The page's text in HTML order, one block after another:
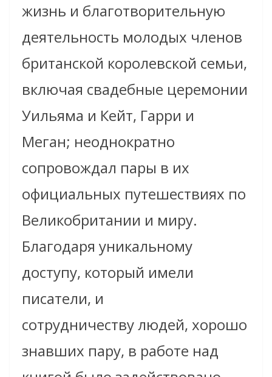
жизнь и благотворительную
деятельность молодых членов
британской королевской семьи,
включая свадебные церемонии
Уильяма и Кейт, Гарри и
Меган; неоднократно
сопровождал пары в их
официальных путешествиях по
Великобритании и миру.
Благодаря уникальному
доступу, который имели
писатели, и
сотрудничеству людей, хорошо
знавших пару, в работе над